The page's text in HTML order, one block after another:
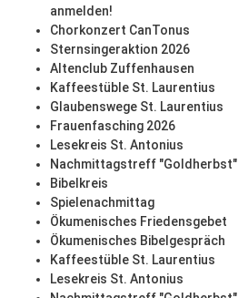
anmelden!
Chorkonzert CanTonus
Sternsingeraktion 2026
Altenclub Zuffenhausen
Kaffeestüble St. Laurentius
Glaubenswege St. Laurentius
Frauenfasching 2026
Lesekreis St. Antonius
Nachmittagstreff "Goldherbst"
Bibelkreis
Spielenachmittag
Ökumenisches Friedensgebet
Ökumenisches Bibelgespräch
Kaffeestüble St. Laurentius
Lesekreis St. Antonius